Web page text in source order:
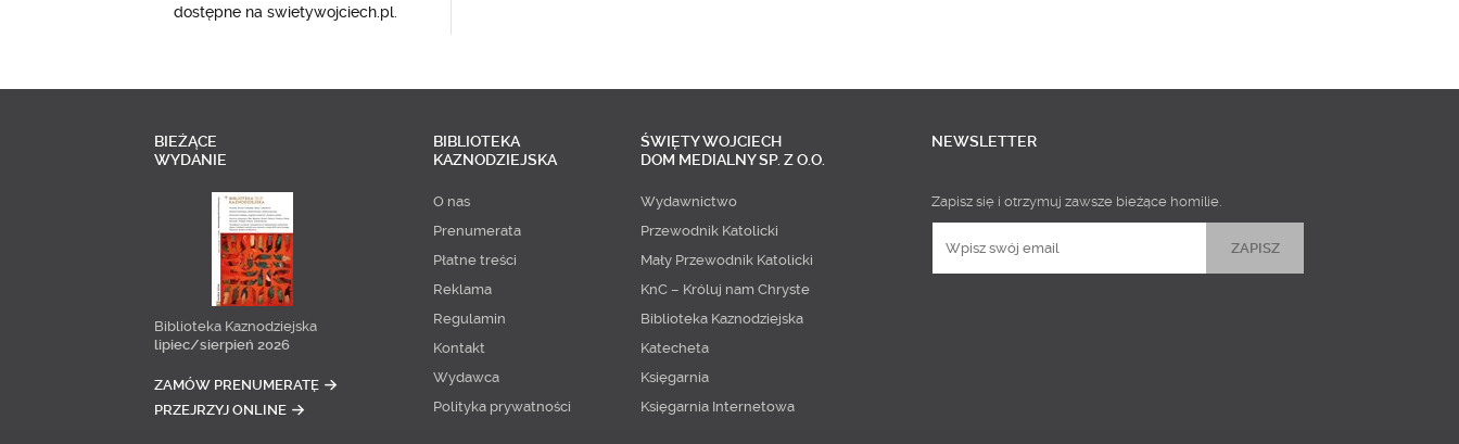
dostępne na swietywojciech.pl.
BIEŻĄCE
WYDANIE
Biblioteka Kaznodziejska
lipiec/sierpień 2026
ZAMÓW PRENUMERATĘ
PRZEJRZYJ ONLINE
BIBLIOTEKA
KAZNODZIEJSKA
O nas
Prenumerata
Płatne treści
Reklama
Regulamin
Kontakt
Wydawca
Polityka prywatności
ŚWIĘTY WOJCIECH
DOM MEDIALNY SP. Z O.O.
Wydawnictwo
Przewodnik Katolicki
Mały Przewodnik Katolicki
KnC – Króluj nam Chryste
Biblioteka Kaznodziejska
Katecheta
Księgarnia
Księgarnia Internetowa
NEWSLETTER
Zapisz się i otrzymuj zawsze bieżące homilie.